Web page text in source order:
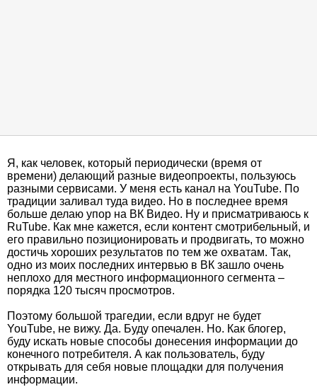
Я, как человек, который периодически (время от
времени) делающий разные видеопроекты, пользуюсь
разными сервисами. У меня есть канал на YouTube. По
традиции заливал туда видео. Но в последнее время
больше делаю упор на ВК Видео. Ну и присматриваюсь к
RuTube. Как мне кажется, если контент смотрибельный, и
его правильно позиционировать и продвигать, то можно
достичь хороших результатов по тем же охватам. Так,
одно из моих последних интервью в ВК зашло очень
неплохо для местного информационного сегмента –
порядка 120 тысяч просмотров.
Поэтому большой трагедии, если вдруг не будет
YouTube, не вижу. Да. Буду опечален. Но. Как блогер,
буду искать новые способы донесения информации до
конечного потребителя. А как пользователь, буду
открывать для себя новые площадки для получения
информации.